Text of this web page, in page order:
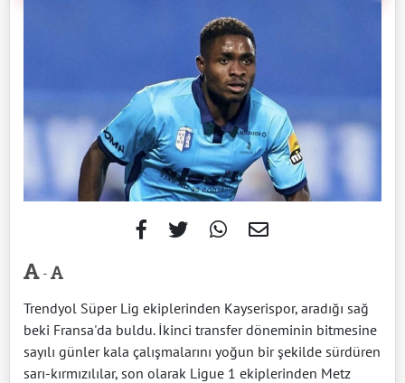
-
Trendyol Süper Lig ekiplerinden Kayserispor, aradığı sağ
beki Fransa'da buldu. İkinci transfer döneminin bitmesine
sayılı günler kala çalışmalarını yoğun bir şekilde sürdüren
sarı-kırmızılılar, son olarak Ligue 1 ekiplerinden Metz